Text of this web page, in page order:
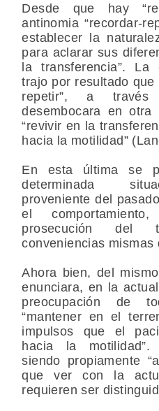
Desde que hay
antinomia “recordar-
establecer la
para aclarar sus
la transferencia”. La
trajo por resultado que
repetir”, a
desembocara en
“revivir en la
hacia la motilidad”
En esta última se
determinada
proveniente del
el
prosecución del
conveniencias mismas
Ahora bien, del
enunciara, en la
preocupación de
“mantener en el
impulsos que el
hacia la motilidad”.
siendo propiamente
que ver con la
requieren ser